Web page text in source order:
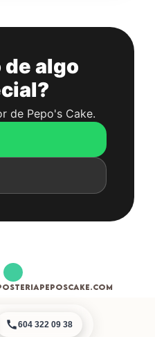
algo
de Pepo's Cake.
604 322 09 38